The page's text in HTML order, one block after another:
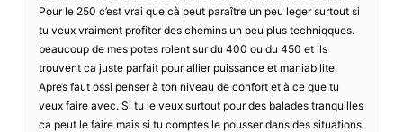
Pour le 250 c’est vrai que cà peut paraître un peu leger surtout si
tu veux vraiment profiter des chemins un peu plus techniqques.
beaucoup de mes potes rolent sur du 400 ou du 450 et ils
trouvent ca juste parfait pour allier puissance et maniabilite.
Apres faut ossi penser à ton niveau de confort et à ce que tu
veux faire avec. Si tu le veux surtout pour des balades tranquilles
ca peut le faire mais si tu comptes le pousser dans des situations